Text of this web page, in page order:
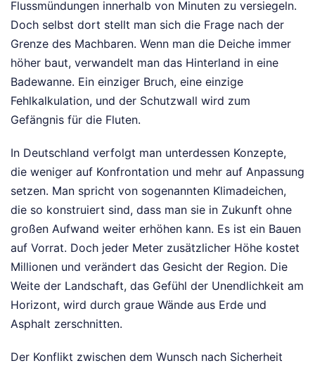
Flussmündungen innerhalb von Minuten zu versiegeln.
Doch selbst dort stellt man sich die Frage nach der
Grenze des Machbaren. Wenn man die Deiche immer
höher baut, verwandelt man das Hinterland in eine
Badewanne. Ein einziger Bruch, eine einzige
Fehlkalkulation, und der Schutzwall wird zum
Gefängnis für die Fluten.
In Deutschland verfolgt man unterdessen Konzepte,
die weniger auf Konfrontation und mehr auf Anpassung
setzen. Man spricht von sogenannten Klimadeichen,
die so konstruiert sind, dass man sie in Zukunft ohne
großen Aufwand weiter erhöhen kann. Es ist ein Bauen
auf Vorrat. Doch jeder Meter zusätzlicher Höhe kostet
Millionen und verändert das Gesicht der Region. Die
Weite der Landschaft, das Gefühl der Unendlichkeit am
Horizont, wird durch graue Wände aus Erde und
Asphalt zerschnitten.
Der Konflikt zwischen dem Wunsch nach Sicherheit